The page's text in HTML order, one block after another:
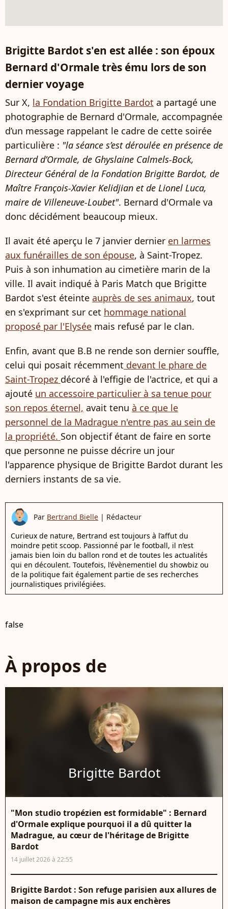
Brigitte Bardot s'en est allée : son époux
Bernard d'Ormale très ému lors de son
dernier voyage
Sur X, la Fondation Brigitte Bardot a partagé une
photographie de Bernard d'Ormale, accompagnée
d’un message rappelant le cadre de cette soirée
particulière : "la séance s’est déroulée en présence de
Bernard d’Ormale, de Ghyslaine Calmels-Bock,
Directeur Général de la Fondation Brigitte Bardot, de
Maître François-Xavier Kelidjian et de Lionel Luca,
maire de Villeneuve-Loubet". Bernard d'Ormale va
donc décidément beaucoup mieux.
Il avait été aperçu le 7 janvier dernier en larmes
aux funérailles de son épouse, à Saint-Tropez.
Puis à son inhumation au cimetière marin de la
ville. Il avait indiqué à Paris Match que Brigitte
Bardot s'est éteinte auprès de ses animaux, tout
en s'exprimant sur cet hommage national
proposé par l'Elysée mais refusé par le clan.
Enfin, avant que B.B ne rende son dernier souffle,
celui qui posait récemment devant le phare de
Saint-Tropez décoré à l'effigie de l'actrice, et qui a
ajouté un accessoire particulier à sa tenue pour
son repos éternel, avait tenu à ce que le
personnel de la Madrague n'entre pas au sein de
la propriété. Son objectif étant de faire en sorte
que personne ne puisse décrire un jour
l'apparence physique de Brigitte Bardot durant les
derniers instants de sa vie.
Par Bertrand Bielle | Rédacteur
Curieux de nature, Bertrand est toujours à l’affut du
moindre petit scoop. Passionné par le football, il n’est
jamais bien loin du ballon rond et de toutes les actualités
qui en découlent. Toutefois, l’évènementiel du showbiz ou
de la politique fait également partie de ses recherches
journalistiques privilégiées.
false
À propos de
Brigitte Bardot
"Mon studio tropézien est formidable" : Bernard
d'Ormale explique pourquoi il a dû quitter la
Madrague, au cœur de l'héritage de Brigitte
Bardot
14 juillet 2026 à 22:55
Brigitte Bardot : Son refuge parisien aux allures de
maison de campagne mis aux enchères